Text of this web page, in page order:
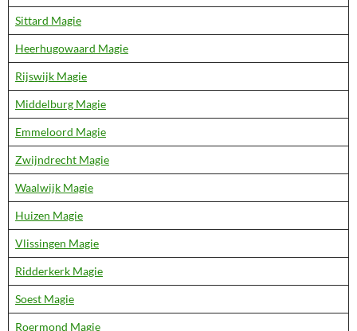
Sittard Magie
Heerhugowaard Magie
Rijswijk Magie
Middelburg Magie
Emmeloord Magie
Zwijndrecht Magie
Waalwijk Magie
Huizen Magie
Vlissingen Magie
Ridderkerk Magie
Soest Magie
Roermond Magie